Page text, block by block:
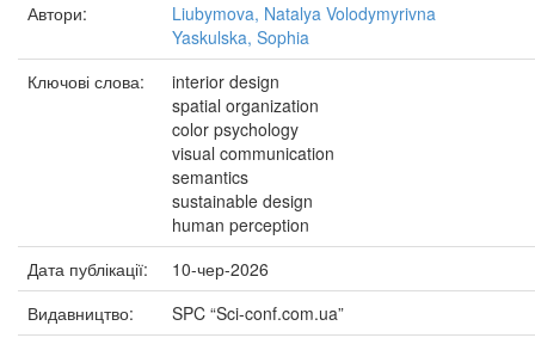
Автори:
Liubymova, Natalya Volodymyrivna
Yaskulska, Sophia
Ключові слова:
interior design
spatial organization
color psychology
visual communication
semantics
sustainable design
human perception
Дата публікації:
10-чер-2026
Видавництво:
SPC “Sci-conf.com.ua”